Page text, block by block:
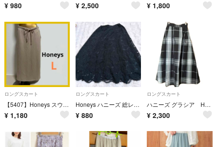
¥ 980 ¥ 2,500 ¥ 1,800
ロングスカート
【5407】Honeys スウェット ロングスカート L ベージュ
¥ 1,180
ロングスカート
Honeys ハニーズ 総レース 花柄ロングフレアスカート 黒 M
¥ 880
ロングスカート
ハニーズ グラシア Honeys GLACIER モノトーン チェック 総柄 ロングスカート★Sサイズ★
¥ 2,300